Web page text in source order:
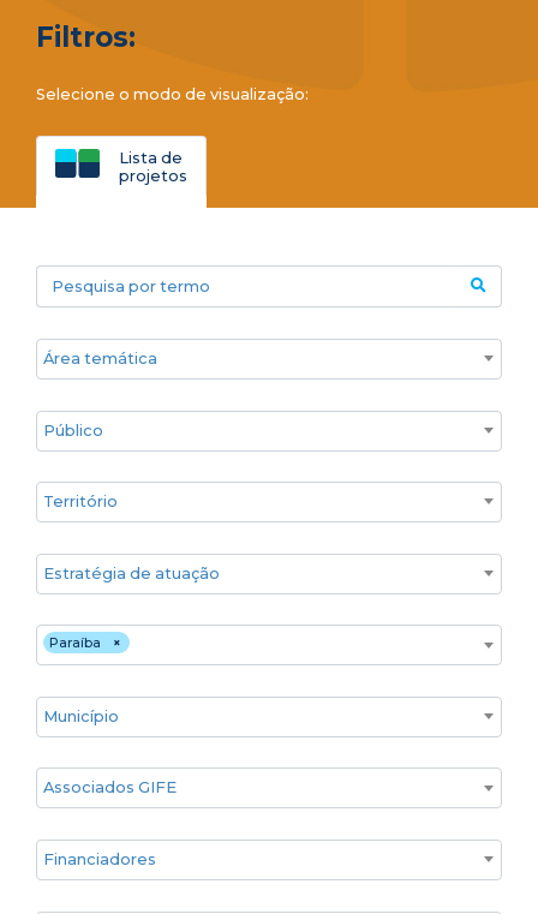
Filtros:
Selecione o modo de visualização:
Lista de
projetos
Pesquisa por termo
Áreas temáticas
Público
Territórios
Estratégia de atuação
Estado ×
Paraíba
Cidade
Associados GIFE
Financiadores